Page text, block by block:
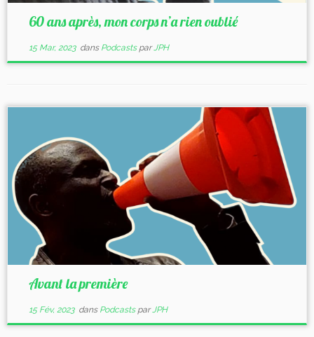
60 ans après, mon corps n’a rien oublié
15 Mar, 2023dans Podcasts parJPH
Avant la première
15 Fév, 2023dans Podcasts parJPH